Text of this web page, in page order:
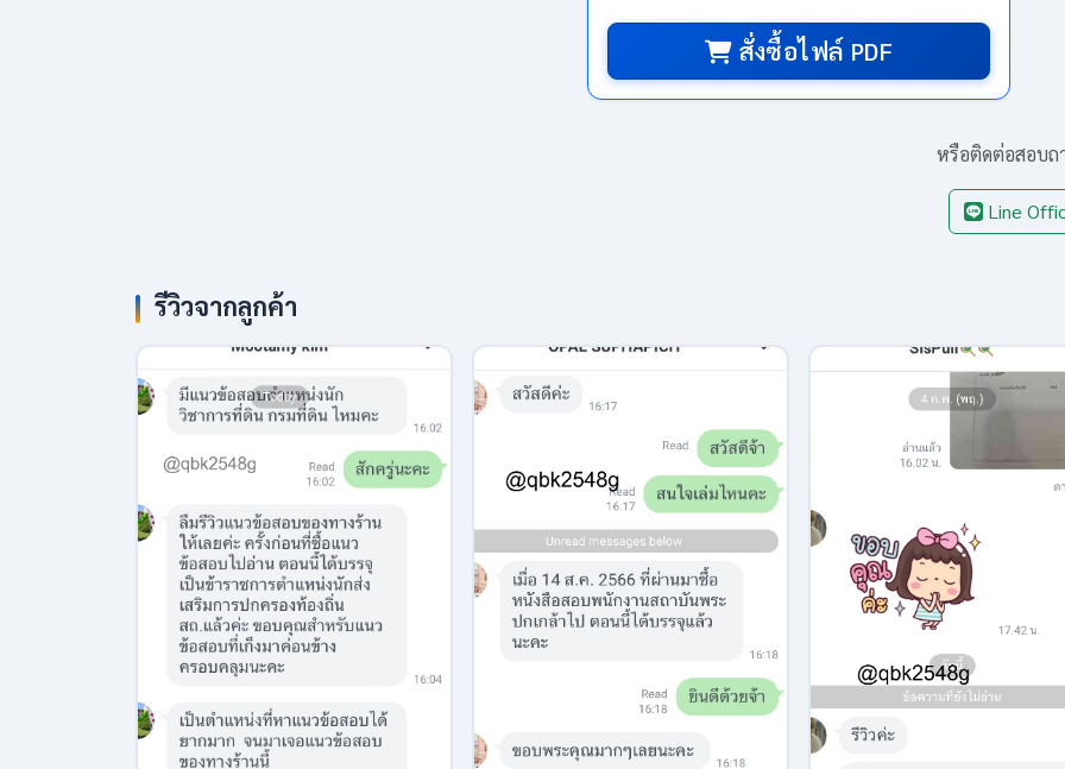
สั่งซื้อไฟล์ PDF
หรือติดต่อสอบถ
Line
รีวิวจากลูกค้า